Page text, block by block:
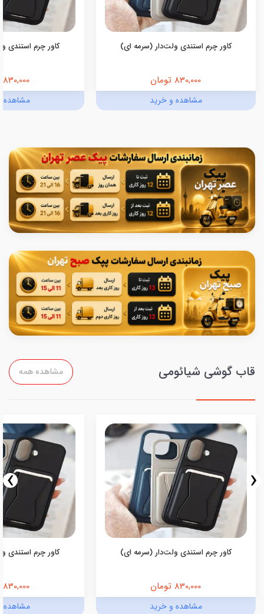
کاور چرم استندی ولت‌دار (سرمه ای)
830,000 تومان
مشاهده و خرید
کاور چرم استندی
830,000 تومان
مشاهده
قاب گوشی شیائومی مشاهده همه
کاور چرم استندی ولت‌دار (سرمه ای)
830,000 تومان
مشاهده و خرید
کاور چرم استندی
830,000 تومان
مشاهده
‹
›